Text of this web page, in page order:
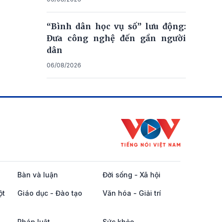
“Bình dân học vụ số” lưu động:
Đưa công nghệ đến gần người
dân
06/08/2026
Bàn và luận Đời sống - Xã hội
Giáo dục - Đào tạo Văn hóa - Giải trí